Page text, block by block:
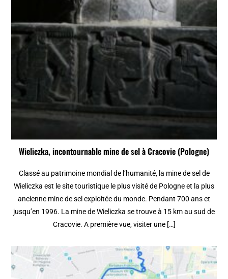
Wieliczka, incontournable mine de sel à Cracovie (Pologne)
Classé au patrimoine mondial de l’humanité, la mine de sel de
Wieliczka est le site touristique le plus visité de Pologne et la plus
ancienne mine de sel exploitée du monde. Pendant 700 ans et
jusqu’en 1996. La mine de Wieliczka se trouve à 15 km au sud de
Cracovie. A première vue, visiter une […]